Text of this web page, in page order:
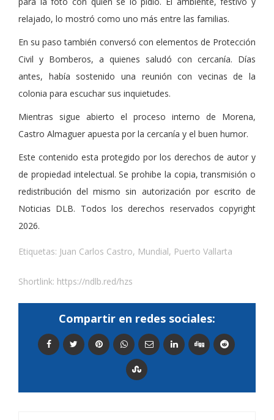
relajado, lo mostró como uno más entre las familias.
En su paso también conversó con elementos de Protección
Civil y Bomberos, a quienes saludó con cercanía. Días
antes, había sostenido una reunión con vecinas de la
colonia para escuchar sus inquietudes.
Mientras sigue abierto el proceso interno de Morena,
Castro Almaguer apuesta por la cercanía y el buen humor.
Este contenido esta protegido por los derechos de autor y
de propiedad intelectual. Se prohibe la copia, transmisión o
redistribución del mismo sin autorización por escrito de
Noticias DLB. Todos los derechos reservados copyright
2026.
Etiquetas: Juan Carlos Castro, Mundial, Puerto Vallarta
Shortlink: https://ndlb.red/hzs
Compartir en redes sociales: